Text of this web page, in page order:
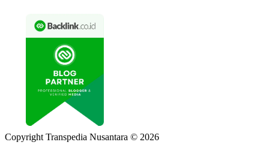
Copyright Transpedia Nusantara © 2026